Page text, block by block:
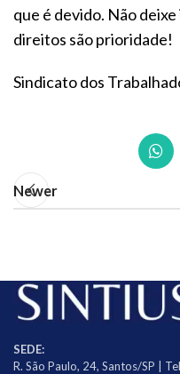
que é devido. Não
direitos são prioridade!
Sindicato dos
Newer
SEDE:
R. São Paulo, 24, Santos/SP |